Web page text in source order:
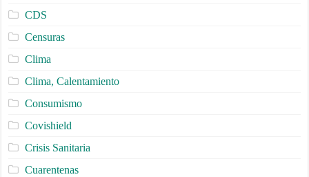
CDS
Censuras
Clima
Clima, Calentamiento
Consumismo
Covishield
Crisis Sanitaria
Cuarentenas